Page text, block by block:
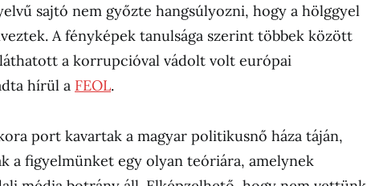
sajtó nem győzte hangsúlyozni, hogy a hölggyel
A fényképek tanulsága szerint többek között
a korrupcióval vádolt volt európai
hírül a FEOL.
port kavartak a magyar politikusnő háza táján,
a figyelmünket egy olyan teóriára, amelynek